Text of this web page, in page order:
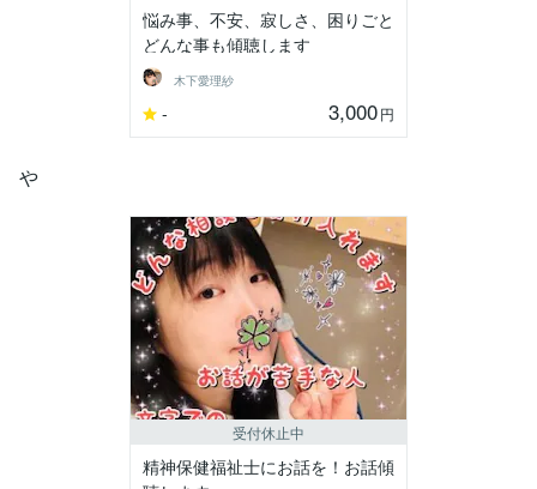
悩み事、不安、寂しさ、困りごと
どんな事も傾聴します
木下愛理紗
- 3,000円
や
受付休止中
精神保健福祉士にお話を！お話傾